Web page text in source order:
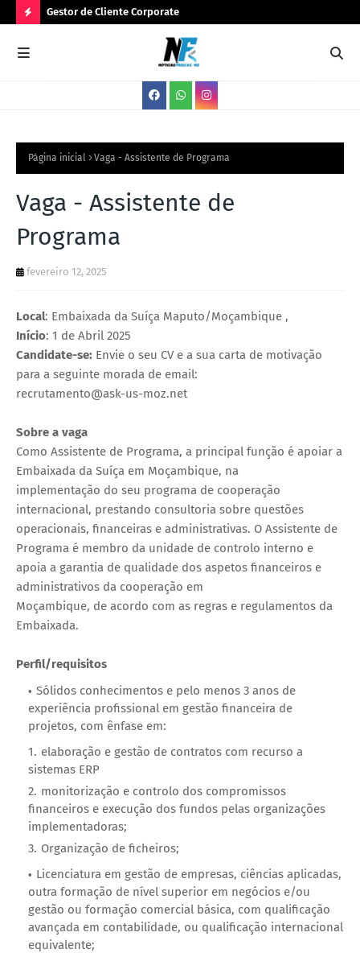
O
V
G
A
Gestor de Cliente Corporate
Página inicial Vaga - Assistente de Programa
Vaga - Assistente de
Programa
fevereiro 12, 2025
Local: Embaixada da Suíça Maputo/Moçambique ,
Início: 1 de Abril 2025
Candidate-se: Envie o seu CV e a sua carta de motivação
para a seguinte morada de email:
recrutamento@ask-us-moz.net
Sobre a vaga
Como Assistente de Programa, a principal função é apoiar a
Embaixada da Suíça em Moçambique, na
implementação do seu programa de cooperação
internacional, prestando consultoria sobre questões
operacionais, financeiras e administrativas. O Assistente de
Programa é membro da unidade de controlo interno e
apoia a garantia de qualidade dos aspetos financeiros e
administrativos da cooperação em
Moçambique, de acordo com as regras e regulamentos da
Embaixada.
Perfil/requisitos
Sólidos conhecimentos e pelo menos 3 anos de
experiência profissional em gestão financeira de
projetos, com ênfase em:
elaboração e gestão de contratos com recurso a
sistemas ERP
monitorização e controlo dos compromissos
financeiros e execução dos fundos pelas organizações
implementadoras;
Organização de ficheiros;
Licenciatura em gestão de empresas, ciências aplicadas,
outra formação de nível superior em negócios e/ou
gestão ou formação comercial básica, com qualificação
avançada em contabilidade, ou qualificação internacional
equivalente;